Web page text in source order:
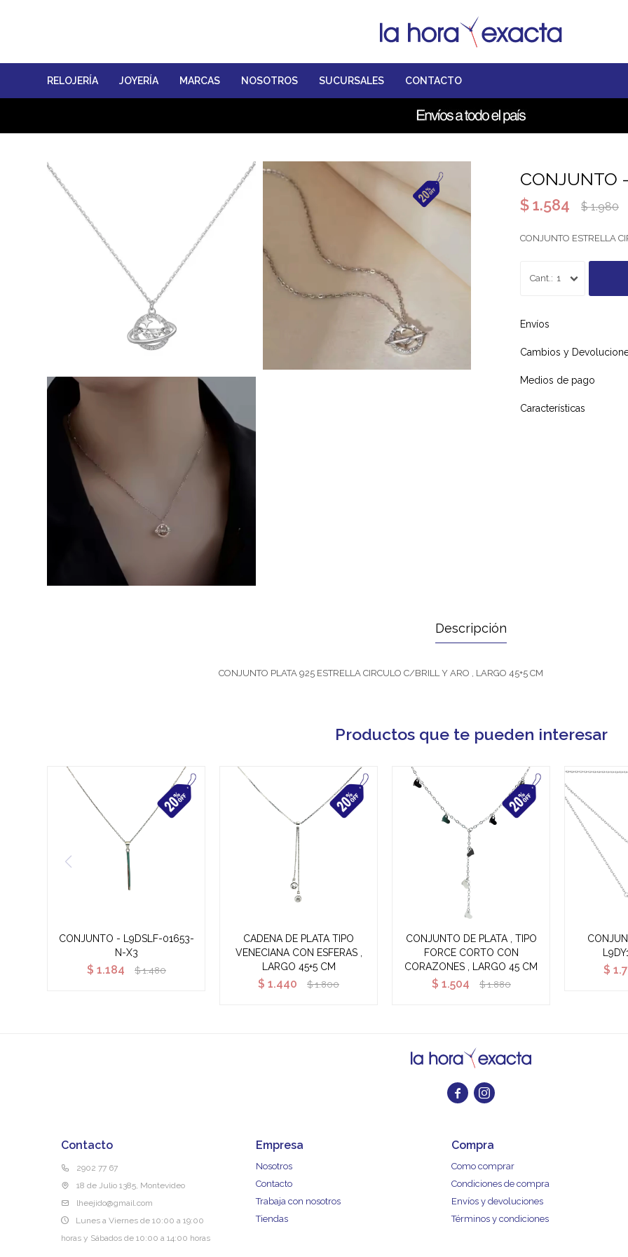
RELOJERÍA JOYERÍA MARCAS NOSOTROS SUCURSALES CONTACTO
CONJUNTO
$1.584 $ 1.980
CONJUNTO ESTRELLA
1
Envíos
Cambios y
Medios de pago
Características
Descripción
CONJUNTO PLATA 925 ESTRELLA CIRCULO C/BRILL Y ARO , LARGO 45+5 CM
Productos que te pueden interesar
CONJUNTO - L9DSLF-01653-
N-X3
$ 1.184 $ 1.480
CADENA DE PLATA TIPO
VENECIANA CON ESFERAS ,
LARGO 45+5 CM
$ 1.440 $ 1.800
CONJUNTO DE PLATA , TIPO
FORCE CORTO CON
CORAZONES , LARGO 45 CM
$ 1.504 $ 1.880
$
 
Contacto
2902 77 67
18 de Julio 1385, Montevideo
lheejido@gmail.com
Lunes a Viernes de 10:00 a 19:00
horas y Sábados de 10:00 a 14:00 horas
Empresa
Nosotros
Contacto
Trabaja con nosotros
Tiendas
Compra
Como comprar
Condiciones de compra
Envíos y devoluciones
Términos y condiciones